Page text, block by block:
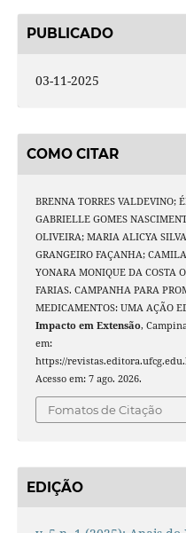
PUBLICADO
03-11-2025
COMO CITAR
BRENNA TORRES VALDEVINO;
GABRIELLE GOMES
OLIVEIRA; MARIA ALICYA
GRANGEIRO FAÇANHA;
YONARA MONIQUE DA COSTA
FARIAS. CAMPANHA PARA
MEDICAMENTOS: UMA AÇÃO
Impacto em Extensão,
em:
https://
Acesso em: 7 ago. 2026.
Fomatos de Citação
EDIÇÃO